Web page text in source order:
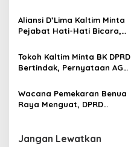
Baliknya
Aliansi D’Lima Kaltim Minta
Pejabat Hati-Hati Bicara,
Harga Mati
Tokoh Kaltim Minta BK DPRD
Bertindak, Pernyataan AG
SARA
Wacana Pemekaran Benua
Raya Menguat, DPRD
Jangan Lewatkan